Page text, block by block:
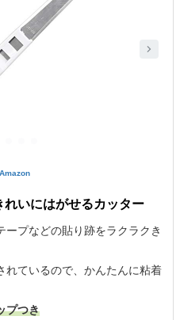
Amazon
いにはがせるカッター
プなどの貼り跡をラクラクき
れているので、かんたんに粘着
プつき